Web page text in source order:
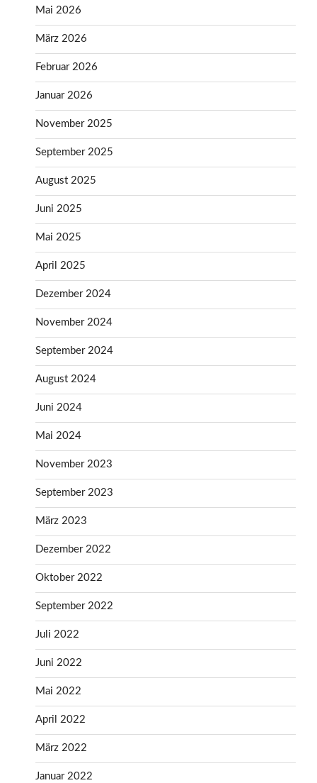
Mai 2026
März 2026
Februar 2026
Januar 2026
November 2025
September 2025
August 2025
Juni 2025
Mai 2025
April 2025
Dezember 2024
November 2024
September 2024
August 2024
Juni 2024
Mai 2024
November 2023
September 2023
März 2023
Dezember 2022
Oktober 2022
September 2022
Juli 2022
Juni 2022
Mai 2022
April 2022
März 2022
Januar 2022